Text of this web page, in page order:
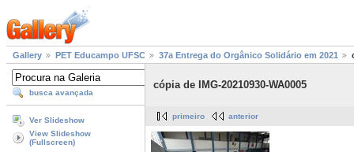
Gallery PET Educampo UFSC 37a Entrega do Orgânico Solidário em 2021
busca avançada
Ver Slideshow
View Slideshow
(Fullscreen)
cópia de IMG-20210930-WA0005
primeiro anterior